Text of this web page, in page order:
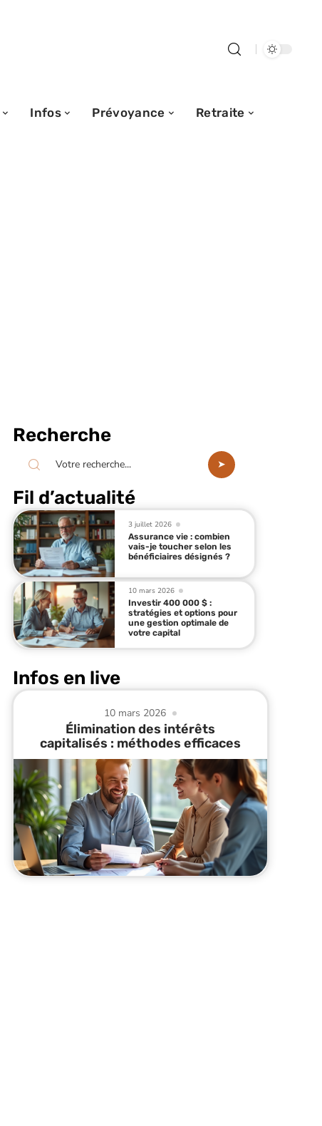
Infos Prévoyance Retraite
Recherche
Fil d’actualité
3 juillet 2026
Assurance vie : combien
vais-je toucher selon les
bénéficiaires désignés ?
10 mars 2026
Investir 400 000 $ :
stratégies et options pour
une gestion optimale de
votre capital
Infos en live
10 mars 2026
Élimination des intérêts
capitalisés : méthodes efficaces